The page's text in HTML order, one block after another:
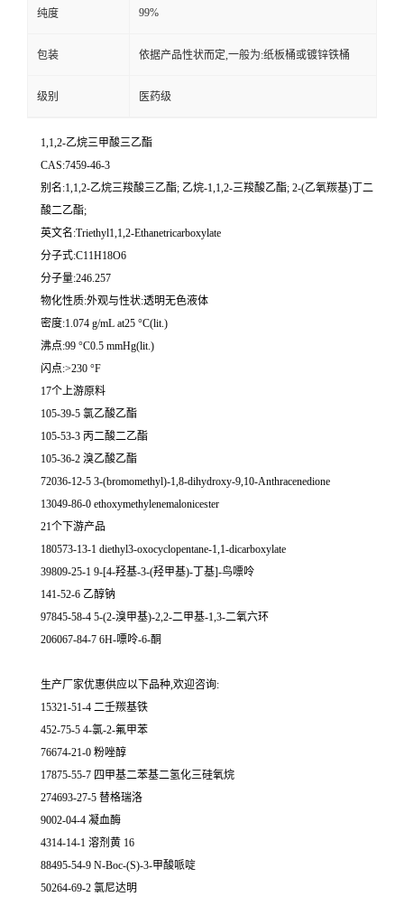
纯度 99%
包装 依据产品性状而定,一般为:纸板桶或镀锌铁桶
级别 医药级
1,1,2-乙烷三甲酸三乙酯
CAS:7459-46-3
别名:1,1,2-乙烷三羧酸三乙酯; 乙烷-1,1,2-三羧酸乙酯; 2-(乙氧羰基)丁二
酸二乙酯;
英文名:Triethyl1,1,2-Ethanetricarboxylate
分子式:C11H18O6
分子量:246.257
物化性质:外观与性状:透明无色液体
密度:1.074 g/mL at25 °C(lit.)
沸点:99 °C0.5 mmHg(lit.)
闪点:>230 °F
17个上游原料
105-39-5 氯乙酸乙酯
105-53-3 丙二酸二乙酯
105-36-2 溴乙酸乙酯
72036-12-5 3-(bromomethyl)-1,8-dihydroxy-9,10-Anthracenedione
13049-86-0 ethoxymethylenemalonicester
21个下游产品
180573-13-1 diethyl3-oxocyclopentane-1,1-dicarboxylate
39809-25-1 9-[4-羟基-3-(羟甲基)-丁基]-鸟嘌呤
141-52-6 乙醇钠
97845-58-4 5-(2-溴甲基)-2,2-二甲基-1,3-二氧六环
206067-84-7 6H-嘌呤-6-酮
生产厂家优惠供应以下品种,欢迎咨询:
15321-51-4 二壬羰基铁
452-75-5 4-氯-2-氟甲苯
76674-21-0 粉唑醇
17875-55-7 四甲基二苯基二氢化三硅氧烷
274693-27-5 替格瑞洛
9002-04-4 凝血酶
4314-14-1 溶剂黄 16
88495-54-9 N-Boc-(S)-3-甲酸哌啶
50264-69-2 氯尼达明